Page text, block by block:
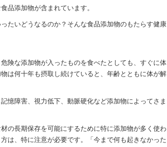
品添加物が含まれています。
たいどうなるのか？そんな食品添加物のもたらす健康
険な添加物が入ったものを食べたとしても、すぐに体
は何十年も摂取し続けていると、年齢とともに体が解
憶障害、視力低下、動脈硬化など添加物によってさま
の長期保存を可能にするために特に添加物が多く使わ
は、特に注意が必要です。「今まで何も起きなかった